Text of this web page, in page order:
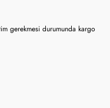
gerekmesi durumunda kargo